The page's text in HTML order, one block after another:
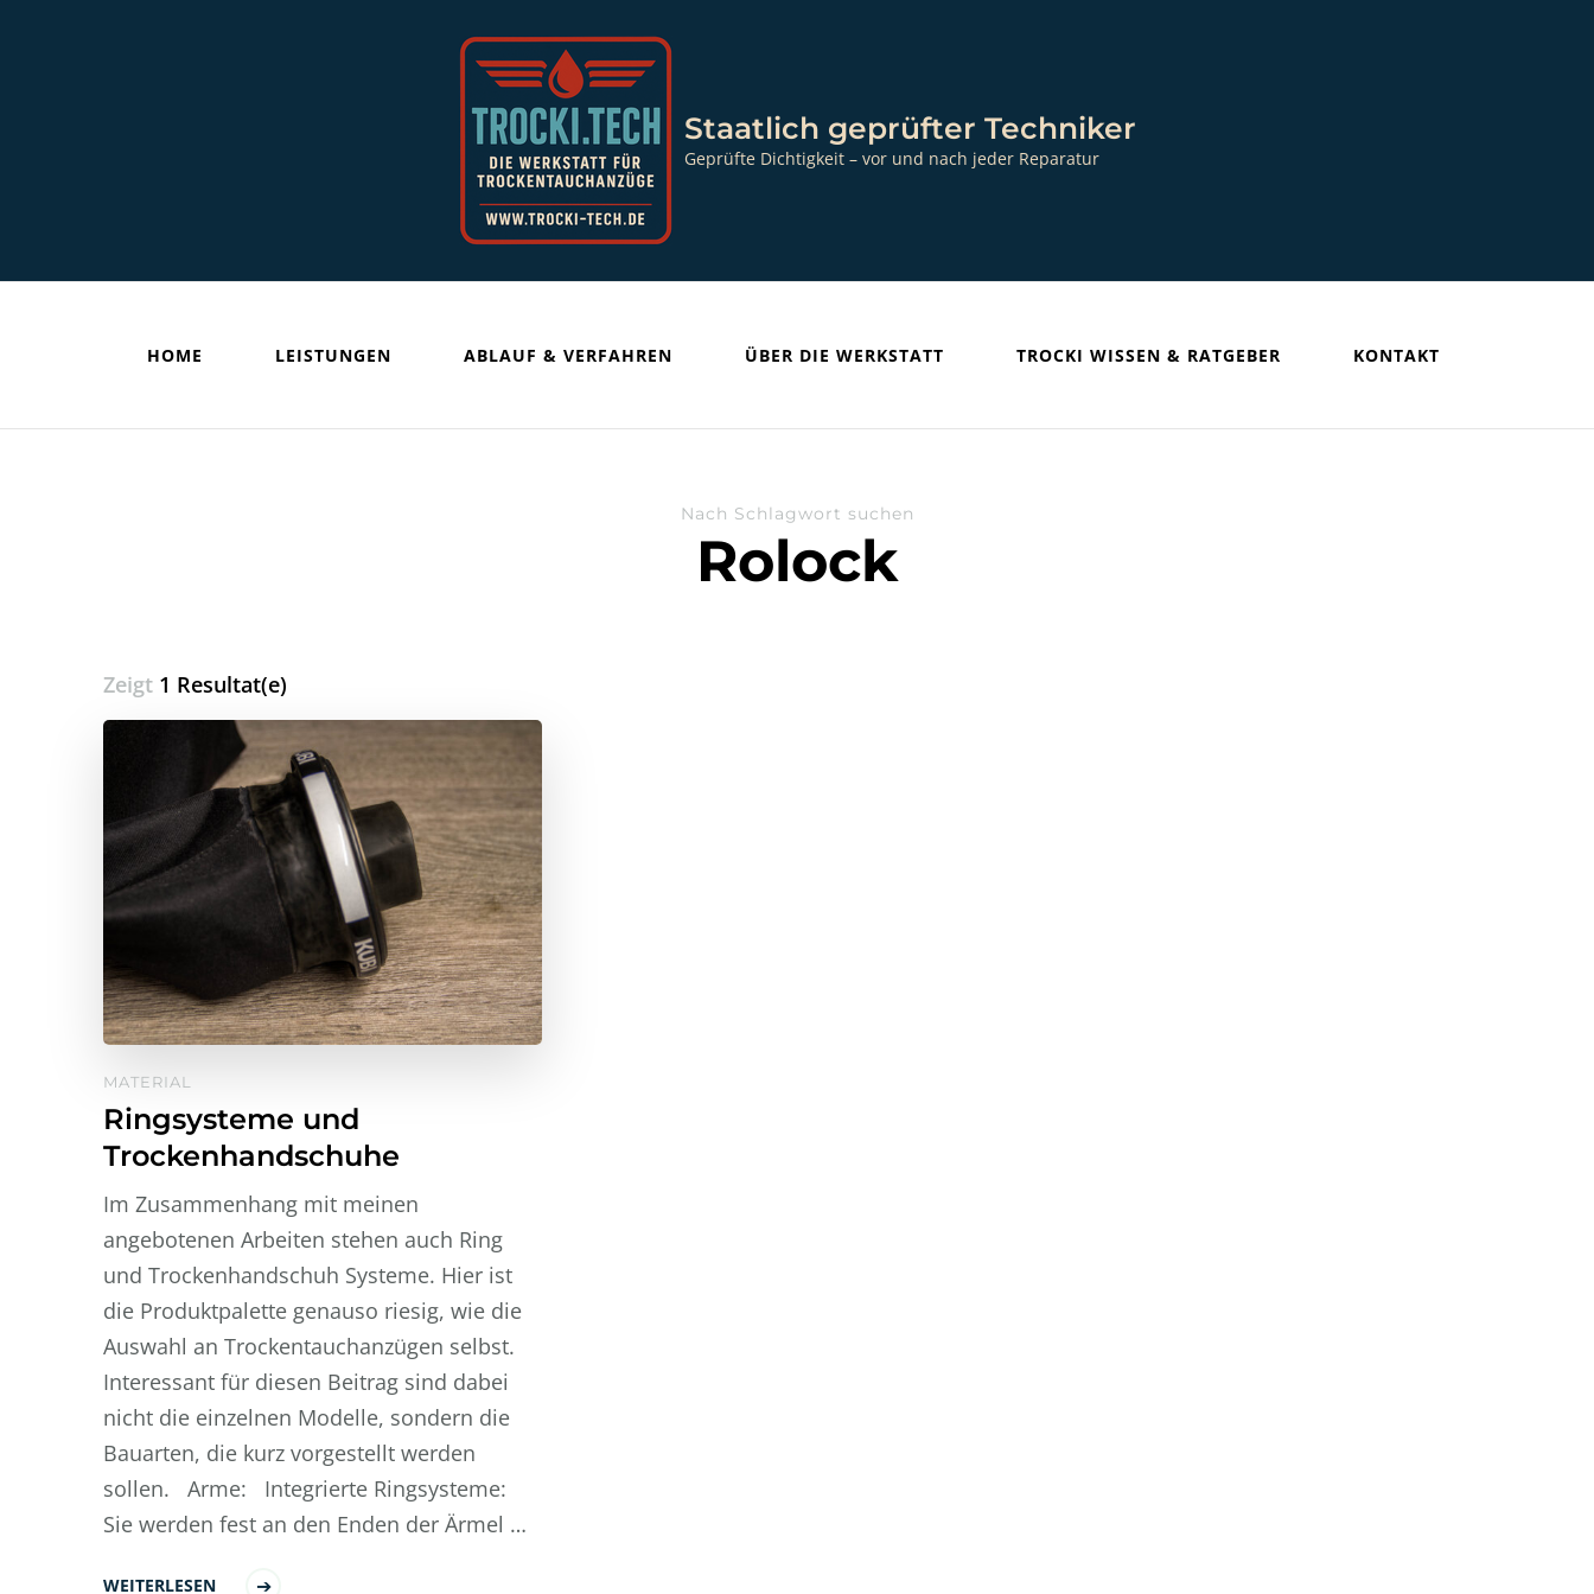
Staatlich geprüfter Techniker
Geprüfte Dichtigkeit – vor und nach jeder Reparatur
HOME LEISTUNGEN ABLAUF & VERFAHREN ÜBER DIE WERKSTATT TROCKI WISSEN & RATGEBER KONTAKT
Nach Schlagwort suchen
Rolock
Zeigt 1 Resultat(e)
MATERIAL
Ringsysteme und
Trockenhandschuhe
Im Zusammenhang mit meinen
angebotenen Arbeiten stehen auch Ring
und Trockenhandschuh Systeme. Hier ist
die Produktpalette genauso riesig, wie die
Auswahl an Trockentauchanzügen selbst.
Interessant für diesen Beitrag sind dabei
nicht die einzelnen Modelle, sondern die
Bauarten, die kurz vorgestellt werden
sollen. Arme: Integrierte Ringsysteme:
Sie werden fest an den Enden der Ärmel …
WEITERLESEN